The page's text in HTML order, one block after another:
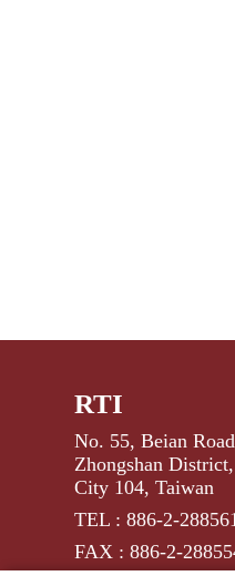
RTI
No. 55, Beian
Zhongshan
City 104, Taiwan
TEL : 886-2-
FAX : 886-2-